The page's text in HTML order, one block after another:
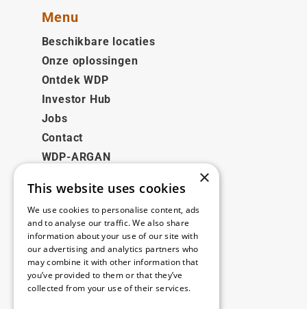
Menu
Beschikbare locaties
Onze oplossingen
Ontdek WDP
Investor Hub
Jobs
Contact
WDP-ARGAN
Juridisch
Disclaimer
Privacybeleid
Cookie Policy
×
This website uses cookies
We use cookies to personalise content, ads
and to analyse our traffic. We also share
information about your use of our site with
our advertising and analytics partners who
may combine it with other information that
you’ve provided to them or that they’ve
collected from your use of their services.